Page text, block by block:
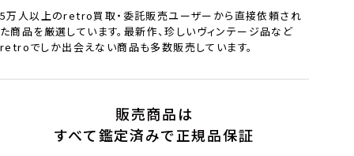
5万人以上のretro買取・委託販売ユーザーから直接依頼され
た商品を厳選しています。最新作、珍しいヴィンテージ品など
retroでしか出会えない商品も多数販売しています。
販売商品は
すべて鑑定済みで正規品保証